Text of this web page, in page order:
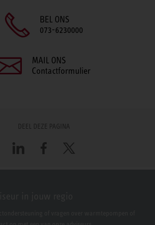
BEL ONS
073-6230000
MAIL ONS
Contactformulier
DEEL DEZE PAGINA
LinkedIn FacebookX